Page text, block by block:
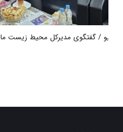
ویدیو / گفتگوی مدیرکل محیط زیست